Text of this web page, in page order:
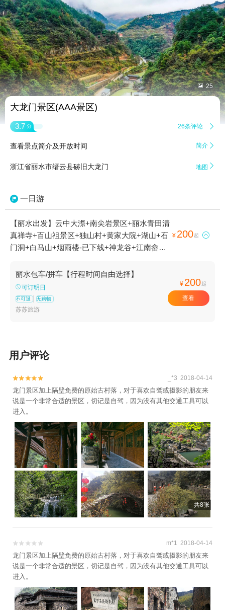
 25
大龙门景区(AAA景区)
3.7 分 26条评论 
查看景点简介及开放时间 简介 
浙江省丽水市缙云县硳旧大龙门 地图 
一日游
【丽水出发】云中大漈+南尖岩景区+丽水青田清
真禅寺+百山祖景区+独山村+黄家大院+湖山+石
门洞+白马山+烟雨楼-已下线+神龙谷+江南畲族
居群+畲乡之窗+古堰画乡旅游度假区+仙都观
+缙云仙都景区+龙泉山旅游区+大港头+庆元县
巾子峰国家森林公园+九龙山国家级自然保护区
+鼎湖峰+延庆寺塔+龙泉市博物馆+南明山+芳野
+封金山景区+乌溪江漂流+云和梯田景区+千佛
山公园+仙都竹筏漂流+云和湖仙宫景区+中国青
田石雕文化旅游区+仙都黄龙山景区+河阳古民居
+浙江民俗乐园+鞍山书院+丽水南明湖古城水上
乐园+丽水古街+丽水中共浙江省委机关旧址+小
赤壁+朱潭山+赵侯祠+云和梯田漂流+畲乡之窗
漂流+丽水小港漂流+中国青瓷小镇·披云青瓷文
化园+大龙门景区+遂昌黄金谷漂流+大木山茶园
景区+神龙谷漂流+新处峡绿谷漂流景区+丽水市
体育场+丽水日化美容养生会所+遂昌北斗崖景区
+瓯江源景区+奇想探索乐园+千峡湖生态旅游度
假区+追浪漂流+丽水蝴蝶谷(城市花园)+丽水景
宁云耕生活旅游区+缙云笕川花海+汤木森动漫乐
园+羊上飞行基地+绿湾庄园+蛟龙大峡谷+双童
江源漂流+千鹦鸟舍鹦鹉主题乐园+龙泉瓯江源漂
流+瓯江源一号码头+黄龙城市森林公园1日游
¥ 200起 
丽水包车/拼车【行程时间自由选择】
可订明日
不可退 无购物
苏苏旅游
¥ 200起
查看
用户评论

 _*3 2018-04-14
龙门景区加上隔壁免费的原始古村落，对于喜欢自驾或摄影的朋友来
说是一个非常合适的景区，切记是自驾，因为没有其他交通工具可以
进入。
共8张

 m*1 2018-04-14
龙门景区加上隔壁免费的原始古村落，对于喜欢自驾或摄影的朋友来
说是一个非常合适的景区，切记是自驾，因为没有其他交通工具可以
进入。
